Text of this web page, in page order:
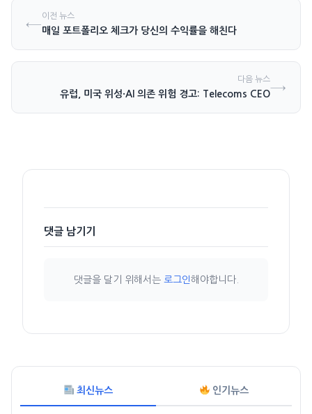
←이전 뉴스
매일 포트폴리오 체크가 당신의 수익률을 해친다
다음 뉴스
유럽, 미국 위성·AI 의존 위험 경고: Telecoms CEO→
댓글 남기기
댓글을 달기 위해서는 로그인해야합니다.
최신뉴스 인기뉴스